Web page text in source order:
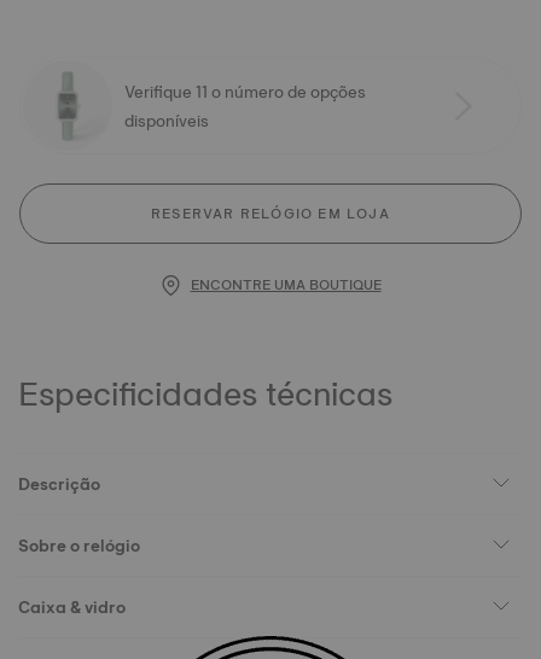
Verifique 11 o número de opções
disponíveis
RESERVAR RELÓGIO EM LOJA
ENCONTRE UMA BOUTIQUE
Especificidades técnicas
Descrição
Sobre o relógio
Caixa & vidro